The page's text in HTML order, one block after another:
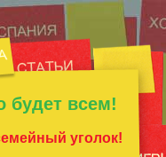
будет всем!
уголок!